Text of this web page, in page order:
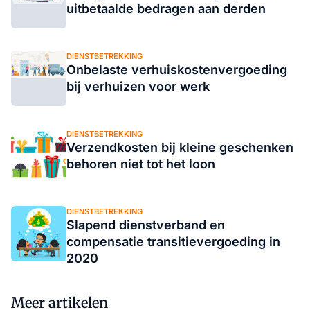
uitbetaalde bedragen aan derden
DIENSTBETREKKING
Onbelaste verhuiskostenvergoeding
bij verhuizen voor werk
DIENSTBETREKKING
Verzendkosten bij kleine geschenken
behoren niet tot het loon
DIENSTBETREKKING
Slapend dienstverband en
compensatie transitievergoeding in
2020
Meer artikelen